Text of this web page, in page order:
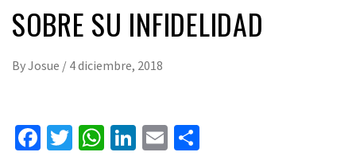
SOBRE SU INFIDELIDAD
ByJosue / 4 diciembre, 2018
Facebook
Twitter
WhatsApp
LinkedIn
Email